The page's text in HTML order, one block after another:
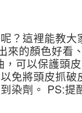
？這裡能教
的顏色好看
可以保護頭
免將頭皮抓
染劑。 PS:提